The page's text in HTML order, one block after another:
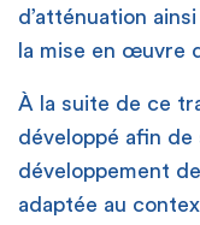
d’atténuation
la mise en œuvre
À la suite de ce
développé afin de
développement
adaptée au